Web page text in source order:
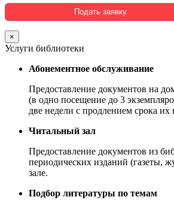
×
Услуги библиотеки
Абонементное обслуживание
Предоставление документов на
(в одно посещение до 3
две недели с продлением срока их
Читальный зал
Предоставление документов из
периодических изданий (газеты,
зале.
Подбор литературы по темам